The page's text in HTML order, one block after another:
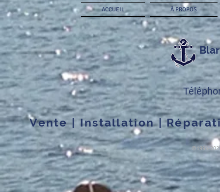
ACCUEIL À PROPOS
Vente | Installation |
​©1994-